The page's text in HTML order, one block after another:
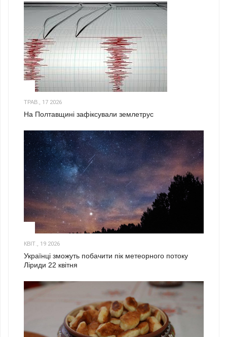
ТРАВ., 17 2026
На Полтавщині зафіксували землетрус
КВІТ., 19 2026
Українці зможуть побачити пік метеорного потоку
Ліриди 22 квітня